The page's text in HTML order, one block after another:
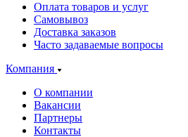
Оплата товаров и услуг
Самовывоз
Доставка заказов
Часто задаваемые вопросы
Компания
О компании
Вакансии
Партнеры
Контакты